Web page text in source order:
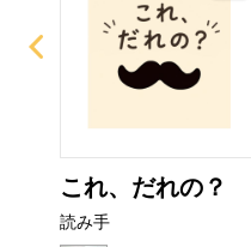
これ、だれの？
読み手